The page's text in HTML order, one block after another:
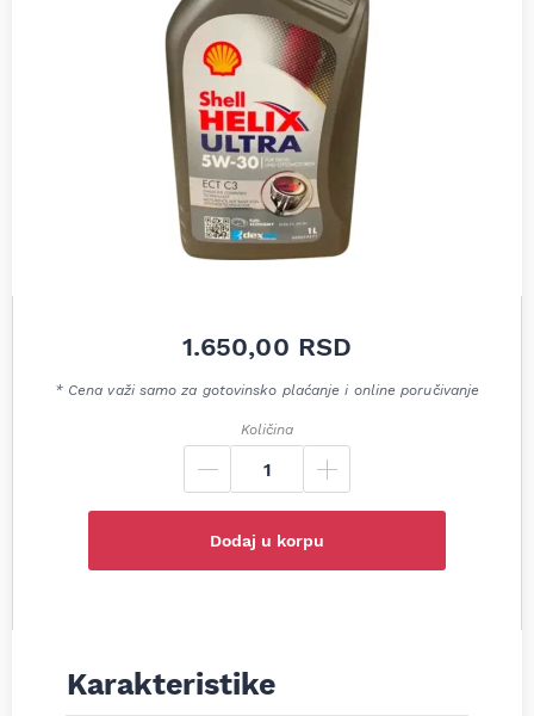
1.650,00 RSD
* Cena važi samo za gotovinsko plaćanje i online poručivanje
Količina
Dodaj u korpu
Karakteristike